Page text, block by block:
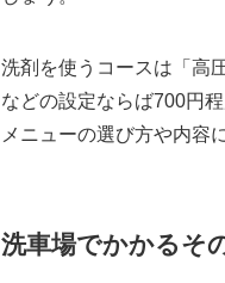
洗剤を使うコースは「高
などの設定ならば700円程
メニューの選び方や内容
洗車場でかかるそ